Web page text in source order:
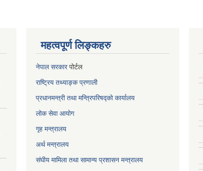
महत्वपूर्ण लिङ्कहरु
नेपाल सरकारपोर्टल
राष्ट्रिय तथ्याङ्क प्रणाली
प्रधानमन्त्री तथा मन्त्रिपरिषद्को कार्यालय
लोक सेवाआयोग
गृह मन्त्रालय
अर्थ मन्त्रालय
संघीय मामिला तथा सामान्य प्रशासन मन्त्रालय